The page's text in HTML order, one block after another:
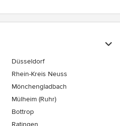
Düsseldorf
Rhein-Kreis Neuss
Mönchengladbach
Mülheim (Ruhr)
Bottrop